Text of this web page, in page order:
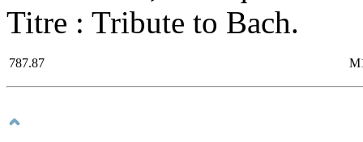
Titre : Tribute to Bach.
787.87